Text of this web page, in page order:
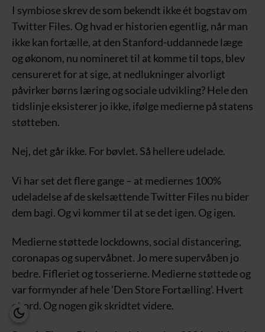
I symbiose skrev de som bekendt ikke ét bogstav om
Twitter Files. Og hvad er historien egentlig, når man
ikke kan fortælle, at den Stanford-uddannede læge
og økonom, nu nomineret til at komme til tops, blev
censureret for at sige, at nedlukninger alvorligt
påvirker børns læring og sociale udvikling? Hele den
tidslinje eksisterer jo ikke, ifølge medierne på statens
støtteben.
Nej, det går ikke. For bøvlet. Så hellere udelade.
Vi har set det flere gange – at mediernes 100%
udeladelse af de skelsættende Twitter Files nu bider
dem bagi. Og vi kommer til at se det igen. Og igen.
Medierne støttede lockdowns, social distancering,
coronapas og supervåbnet. Jo mere supervåben jo
bedre. Fifleriet og tosserierne. Medierne støttede og
var formynder af hele ’Den Store Fortælling’. Hvert
et ord. Og nogen gik skridtet videre.